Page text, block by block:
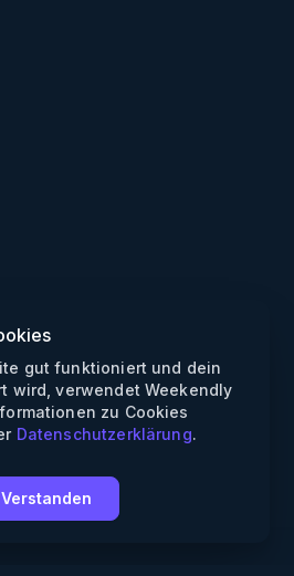
gut funktioniert und dein
wird, verwendet Weekendly
zu Cookies
Datenschutzerklärung.
Verstanden